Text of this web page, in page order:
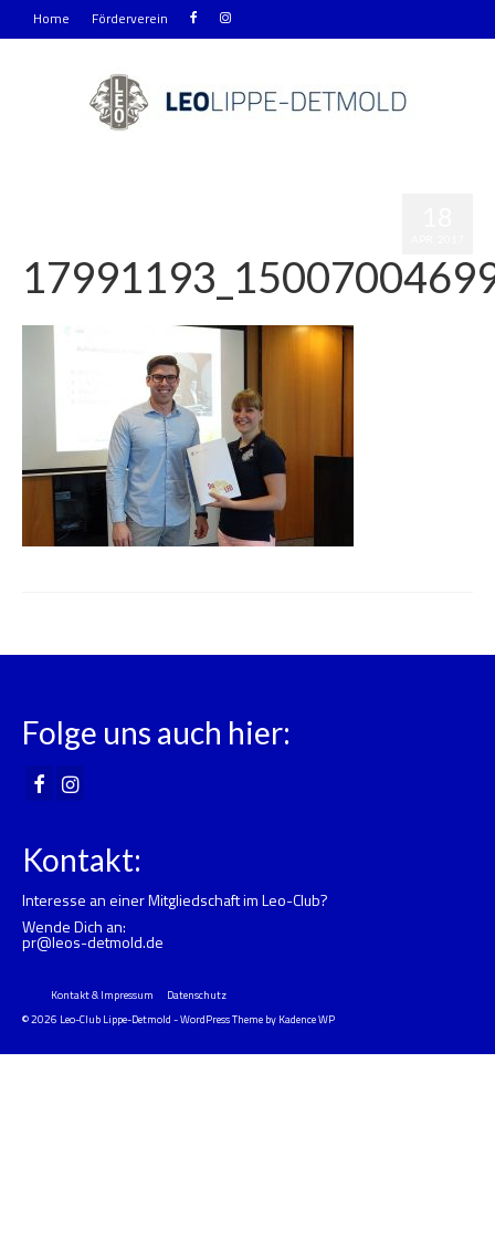
Home Förderverein
Folge uns auch hier:
Kontakt:
Interesse an einer Mitgliedschaft im Leo-Club?
Wende Dich an:
pr@leos-detmold.de
Kontakt & Impressum
Datenschutz
© 2026 Leo-Club Lippe-Detmold - WordPress Theme by Kadence WP